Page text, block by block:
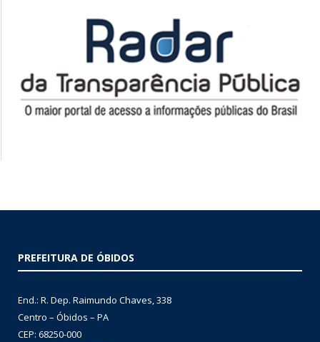
PREFEITURA DE ÓBIDOS
End.: R. Dep. Raimundo Chaves, 338
Centro – Óbidos – PA
CEP: 68250-000